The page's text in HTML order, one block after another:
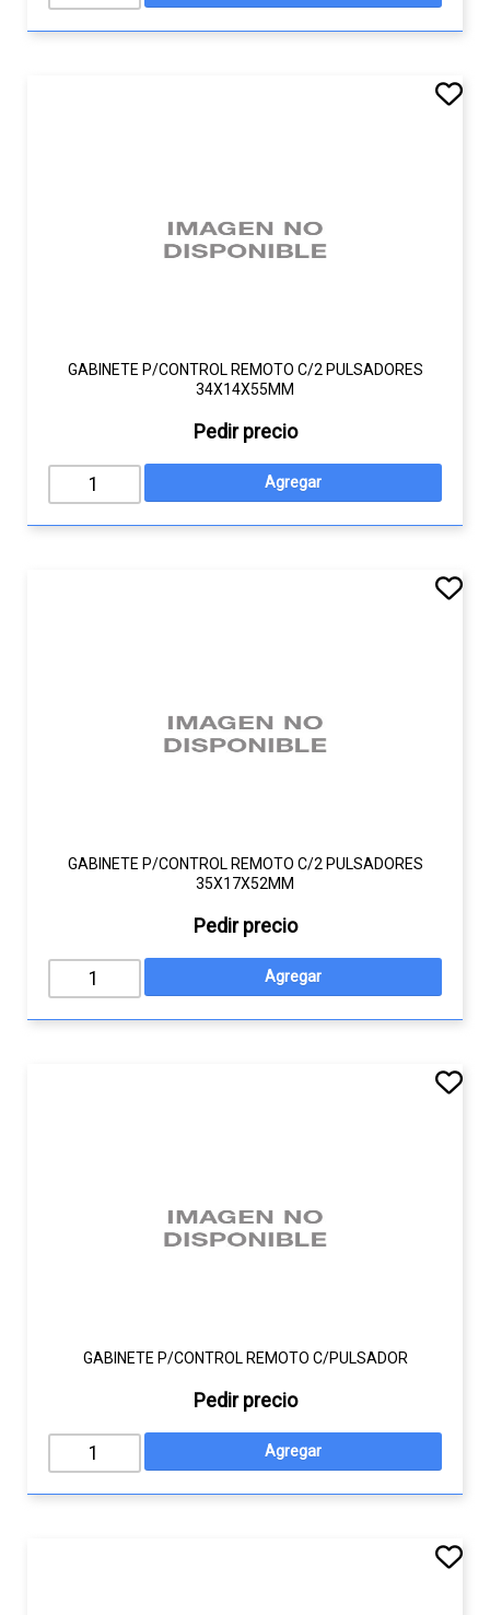
GABINETE P/CONTROL REMOTO C/2 PULSADORES
34X14X55MM
Pedir precio
GABINETE P/CONTROL REMOTO C/2 PULSADORES
35X17X52MM
Pedir precio
GABINETE P/CONTROL REMOTO C/PULSADOR
Pedir precio